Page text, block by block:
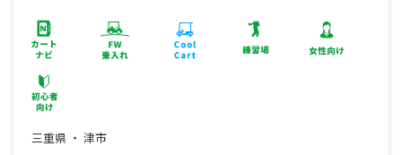
三重県 ・ 津市